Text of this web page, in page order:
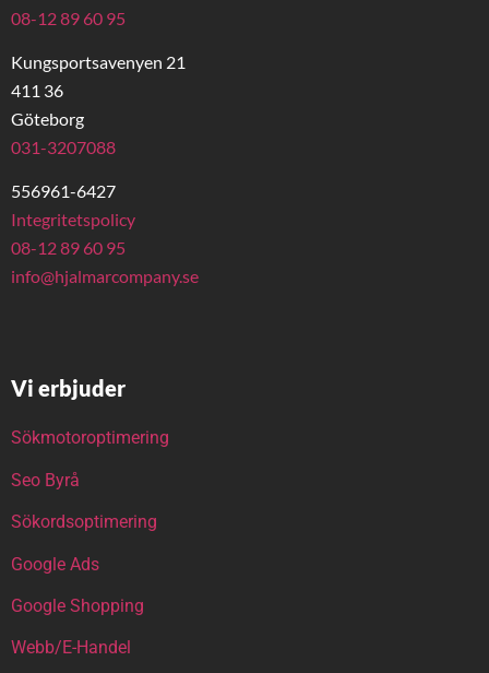
08-12 89 60 95
Kungsportsavenyen 21
411 36
Göteborg
031-3207088
556961-6427
Integritetspolicy
08-12 89 60 95
info@hjalmarcompany.se
Vi erbjuder
Sökmotoroptimering
Seo Byrå
Sökordsoptimering
Google Ads
Google Shopping
Webb/E-Handel